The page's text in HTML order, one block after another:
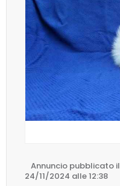
Annuncio pubblicato il
24/11/2024 alle 12:38